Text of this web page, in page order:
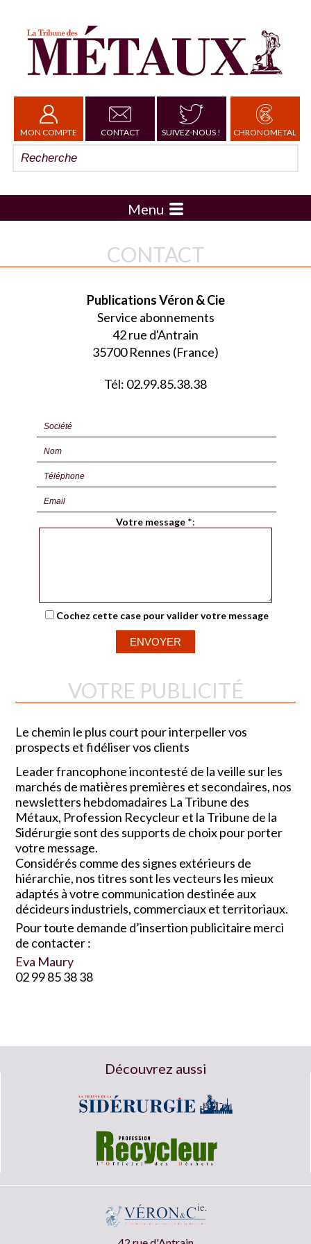
MON COMPTE CONTACT SUIVEZ-NOUS ! CHRONOMETAL
Menu
CONTACT
Publications Véron & Cie
Service abonnements
42 rue d'Antrain
35700 Rennes (France)
Tél: 02.99.85.38.38
Votre message *:
Cochez cette case pour valider votre message
VOTRE PUBLICITÉ
Le chemin le plus court pour interpeller vos
prospects et fidéliser vos clients
Leader francophone incontesté de la veille sur les
marchés de matières premières et secondaires, nos
newsletters hebdomadaires La Tribune des
Métaux, Profession Recycleur et la Tribune de la
Sidérurgie sont des supports de choix pour porter
votre message.
Considérés comme des signes extérieurs de
hiérarchie, nos titres sont les vecteurs les mieux
adaptés à votre communication destinée aux
décideurs industriels, commerciaux et territoriaux.
Pour toute demande d’insertion publicitaire merci
de contacter :
Eva Maury
02 99 85 38 38
Découvrez aussi